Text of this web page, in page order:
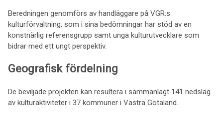
Beredningen genomförs av handläggare på VGR:s
kulturförvaltning, som i sina bedömningar har stöd av en
konstnärlig referensgrupp samt unga kulturutvecklare som
bidrar med ett ungt perspektiv.
Geografisk fördelning
De beviljade projekten kan resultera i sammanlagt 141 nedslag
av kulturaktiviteter i 37 kommuner i Västra Götaland.